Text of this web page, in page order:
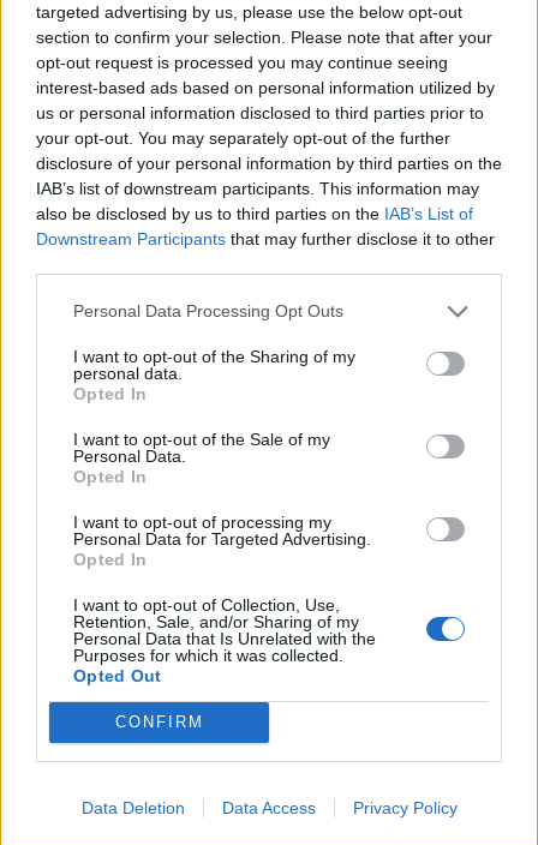
targeted advertising by us, please use the below opt-out
section to confirm your selection. Please note that after your
opt-out request is processed you may continue seeing
interest-based ads based on personal information utilized by
us or personal information disclosed to third parties prior to
your opt-out. You may separately opt-out of the further
disclosure of your personal information by third parties on the
IAB’s list of downstream participants. This information may
also be disclosed by us to third parties on the IAB’s List of
Downstream Participants that may further disclose it to other
Personal Data Processing Opt Outs
I want to opt-out of the Sharing of my
personal data.
Opted In
I want to opt-out of the Sale of my
Personal Data.
Opted In
I want to opt-out of processing my
Personal Data for Targeted Advertising.
Opted In
I want to opt-out of Collection, Use,
Retention, Sale, and/or Sharing of my
Personal Data that Is Unrelated with the
Purposes for which it was collected.
Opted Out
CONFIRM
Data Deletion Data Access Privacy Policy
Υπηρεσία Πάτρας «αυτό το αίσχος που συμβαίνει
εδώ και χρόνια σε αυτή την ιατροδικαστική
υπηρεσία πρέπει να τελειώνει.
Επίσης θα πρέπει να διερευνηθούν όλες οι
περιπτώσεις θανάτων βρεφών που έχουν γίνει
τουλάχιστον τα τελευταία πέντε χρόνια και έχουν
αποδοθεί σε παθολογικά αίτια. Είναι ξεκάθαρο ότι
Facebook Share on X Bluesky
Email
Tags: αμαλιάδα Ειρήνη Μουρτζούκου
Σχετικά Άρθρα